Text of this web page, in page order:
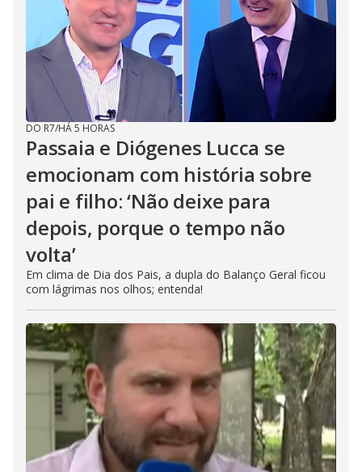
DO R7/HÁ 5 HORAS
Passaia e Diógenes Lucca se
emocionam com história sobre
pai e filho: ‘Não deixe para
depois, porque o tempo não
volta’
Em clima de Dia dos Pais, a dupla do Balanço Geral ficou
com lágrimas nos olhos; entenda!